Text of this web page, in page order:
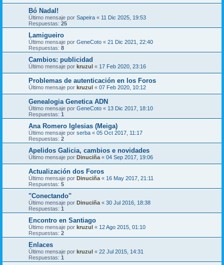
Bó Nadal!
Último mensaje por Sapeira « 11 Dic 2025, 19:53
Respuestas: 25
Lamigueiro
Último mensaje por GeneCoto « 21 Dic 2021, 22:40
Respuestas: 8
Cambios: publicidad
Último mensaje por kruzul « 17 Feb 2020, 23:16
Problemas de autenticación en los Foros
Último mensaje por kruzul « 07 Feb 2020, 10:12
Genealogia Genetica ADN
Último mensaje por GeneCoto « 13 Dic 2017, 18:10
Respuestas: 1
Ana Romero Iglesias (Meiga)
Último mensaje por serba « 05 Oct 2017, 11:17
Respuestas: 2
Apelidos Galicia, cambios e novidades
Último mensaje por Dinuciña « 04 Sep 2017, 19:06
Actualización dos Foros
Último mensaje por Dinuciña « 16 May 2017, 21:11
Respuestas: 5
"Conectando"
Último mensaje por Dinuciña « 30 Jul 2016, 18:38
Respuestas: 1
Encontro en Santiago
Último mensaje por kruzul « 12 Ago 2015, 01:10
Respuestas: 2
Enlaces
Último mensaje por kruzul « 22 Jul 2015, 14:31
Respuestas: 1